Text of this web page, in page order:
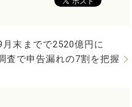
末までで2520億円に
査で申告漏れの7割を把握